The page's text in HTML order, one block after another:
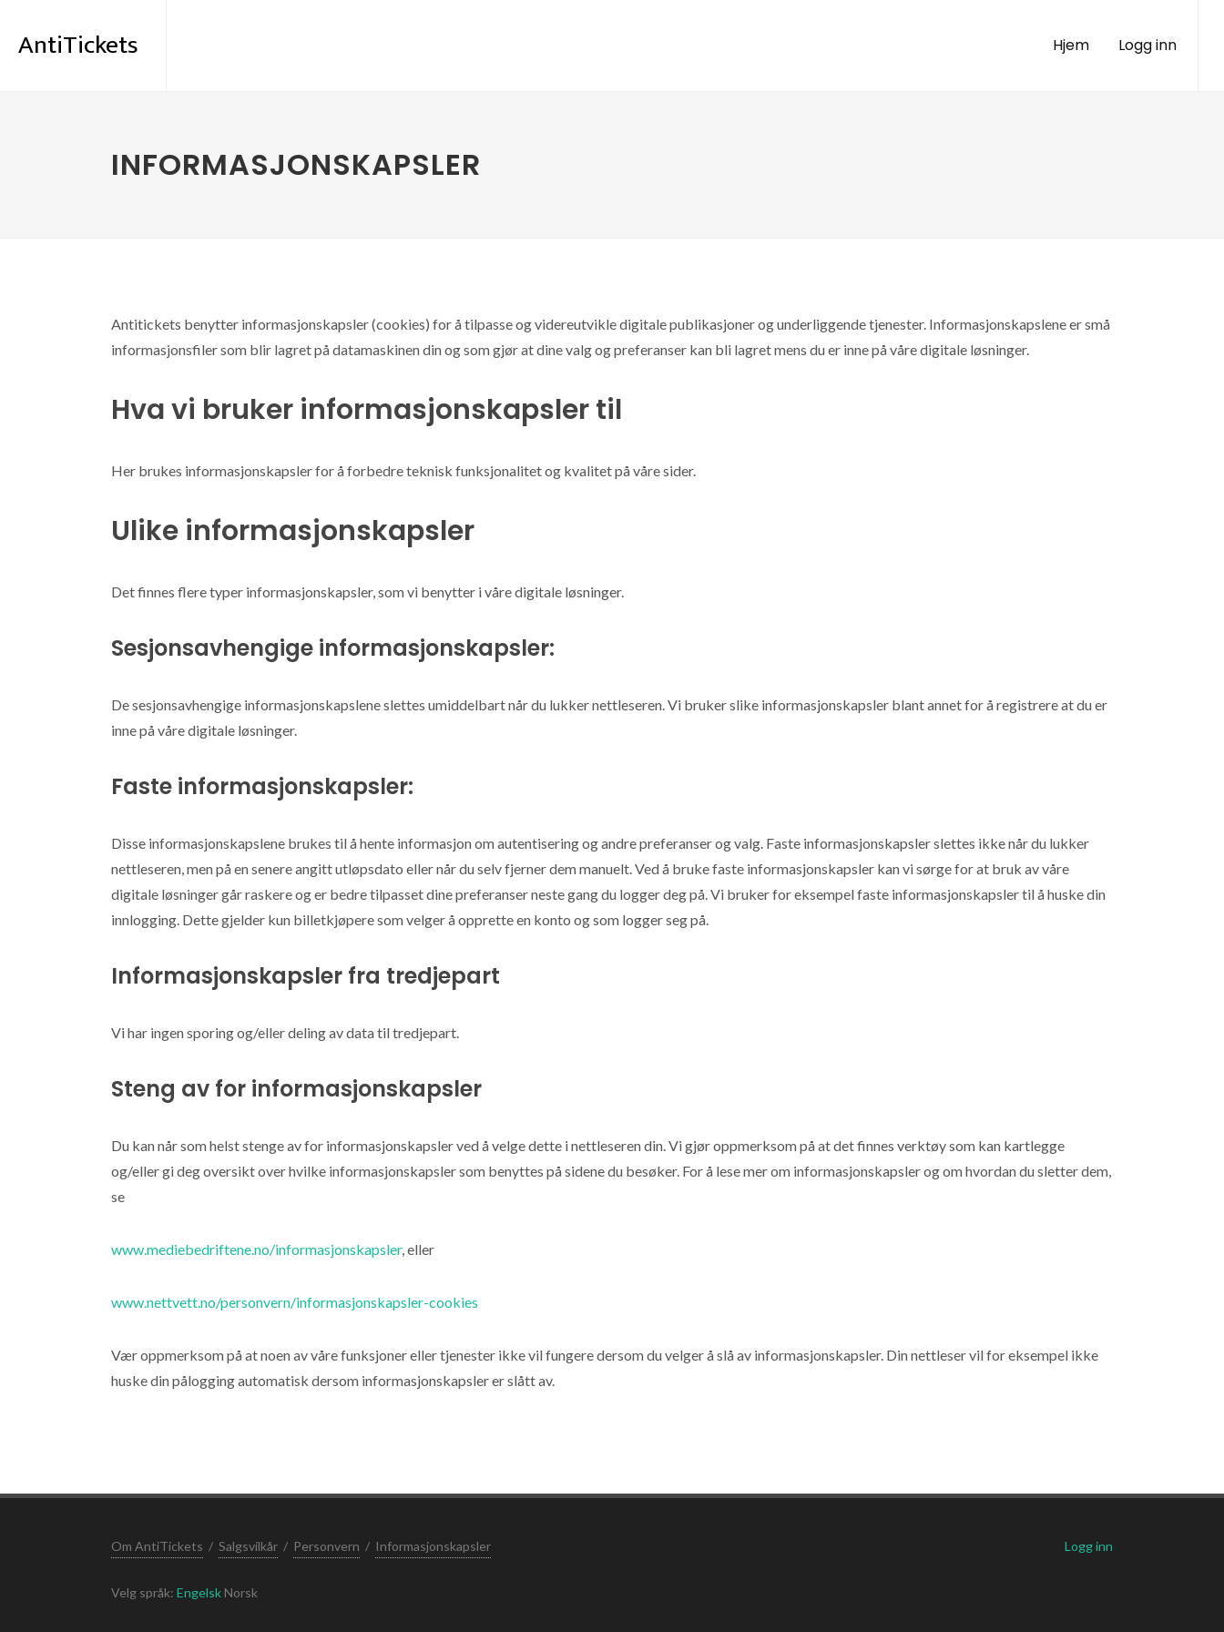
AntiTickets Hjem Logg inn
INFORMASJONSKAPSLER
Antitickets benytter informasjonskapsler (cookies) for å tilpasse og videreutvikle digitale publikasjoner og underliggende tjenester. Informasjonskapslene er små
informasjonsfiler som blir lagret på datamaskinen din og som gjør at dine valg og preferanser kan bli lagret mens du er inne på våre digitale løsninger.
Hva vi bruker informasjonskapsler til
Her brukes informasjonskapsler for å forbedre teknisk funksjonalitet og kvalitet på våre sider.
Ulike informasjonskapsler
Det finnes flere typer informasjonskapsler, som vi benytter i våre digitale løsninger.
Sesjonsavhengige informasjonskapsler:
De sesjonsavhengige informasjonskapslene slettes umiddelbart når du lukker nettleseren. Vi bruker slike informasjonskapsler blant annet for å registrere at du er
inne på våre digitale løsninger.
Faste informasjonskapsler:
Disse informasjonskapslene brukes til å hente informasjon om autentisering og andre preferanser og valg. Faste informasjonskapsler slettes ikke når du lukker
nettleseren, men på en senere angitt utløpsdato eller når du selv fjerner dem manuelt. Ved å bruke faste informasjonskapsler kan vi sørge for at bruk av våre
digitale løsninger går raskere og er bedre tilpasset dine preferanser neste gang du logger deg på. Vi bruker for eksempel faste informasjonskapsler til å huske din
innlogging. Dette gjelder kun billetkjøpere som velger å opprette en konto og som logger seg på.
Informasjonskapsler fra tredjepart
Vi har ingen sporing og/eller deling av data til tredjepart.
Steng av for informasjonskapsler
Du kan når som helst stenge av for informasjonskapsler ved å velge dette i nettleseren din. Vi gjør oppmerksom på at det finnes verktøy som kan kartlegge
og/eller gi deg oversikt over hvilke informasjonskapsler som benyttes på sidene du besøker. For å lese mer om informasjonskapsler og om hvordan du sletter dem,
se
www.mediebedriftene.no/informasjonskapsler, eller
www.nettvett.no/personvern/informasjonskapsler-cookies
Vær oppmerksom på at noen av våre funksjoner eller tjenester ikke vil fungere dersom du velger å slå av informasjonskapsler. Din nettleser vil for eksempel ikke
huske din pålogging automatisk dersom informasjonskapsler er slått av.
Om AntiTickets / Salgsvilkår / Personvern / Informasjonskapsler
Velg språk: Engelsk Norsk
Logg inn